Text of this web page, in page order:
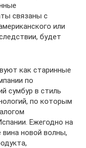
связаны с
или
будет
как старинные
по
сумбур в стиль
по которым
Ежегодно на
новой волны,